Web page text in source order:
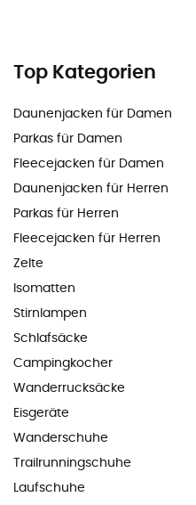
Top Kategorien
Daunenjacken für Damen
Parkas für Damen
Fleecejacken für Damen
Daunenjacken für Herren
Parkas für Herren
Fleecejacken für Herren
Zelte
Isomatten
Stirnlampen
Schlafsäcke
Campingkocher
Wanderrucksäcke
Eisgeräte
Wanderschuhe
Trailrunningschuhe
Laufschuhe